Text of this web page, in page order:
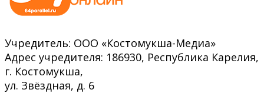
Учредитель: ООО «Костомукша-Медиа»
Адрес учредителя: 186930, Республика Карелия,
г. Костомукша,
ул. Звёздная, д. 6